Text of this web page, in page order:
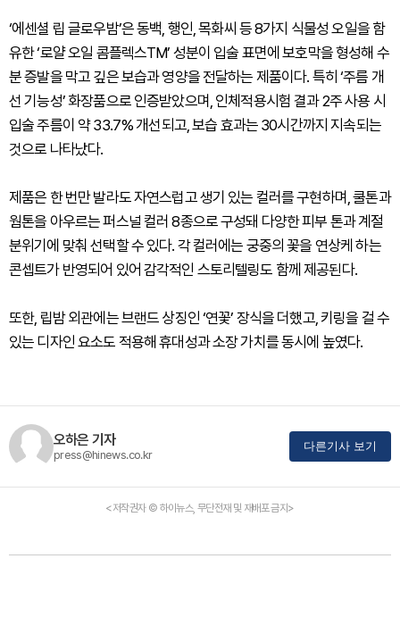
‘에센셜 립 글로우밤’은 동백, 행인, 목화씨 등 8가지 식물성 오일을 함
유한 ‘로얄 오일 콤플렉스TM’ 성분이 입술 표면에 보호막을 형성해 수
분 증발을 막고 깊은 보습과 영양을 전달하는 제품이다. 특히 ‘주름 개
선 기능성’ 화장품으로 인증받았으며, 인체적용시험 결과 2주 사용 시
입술 주름이 약 33.7% 개선되고, 보습 효과는 30시간까지 지속되는
것으로 나타났다.
제품은 한 번만 발라도 자연스럽고 생기 있는 컬러를 구현하며, 쿨톤과
웜톤을 아우르는 퍼스널 컬러 8종으로 구성돼 다양한 피부 톤과 계절
분위기에 맞춰 선택할 수 있다. 각 컬러에는 궁중의 꽃을 연상케 하는
콘셉트가 반영되어 있어 감각적인 스토리텔링도 함께 제공된다.
또한, 립밤 외관에는 브랜드 상징인 ‘연꽃’ 장식을 더했고, 키링을 걸 수
있는 디자인 요소도 적용해 휴대성과 소장 가치를 동시에 높였다.
오하은 기자
press@hinews.co.kr
다른기사 보기
<저작권자 © 하이뉴스, 무단전재 및 재배포 금지>